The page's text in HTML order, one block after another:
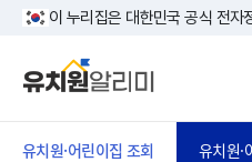
본문
이 누리집은 대한민국 공식 전자
유치원·어린이집 조회 유치원·